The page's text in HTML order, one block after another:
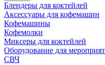
Блендеры для коктейлей
Аксессуары для кофемашин
Кофемашины
Кофемолки
Миксеры для коктейлей
Оборудование для
СВЧ